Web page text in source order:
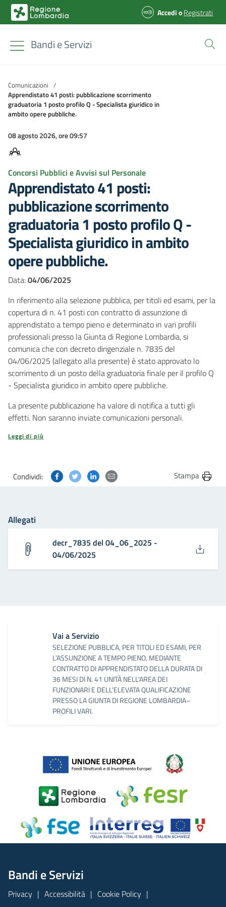
AccedioRegistrati
Bandi e Servizi
Comunicazioni /
Apprendistato 41 posti: pubblicazione scorrimento
graduatoria 1 posto profilo Q - Specialista giuridico in
ambito opere pubbliche.
08 agosto 2026, ore 09:57
Concorsi Pubblici e Avvisi sul Personale
Apprendistato 41 posti:
pubblicazione scorrimento
graduatoria 1 posto profilo Q -
Specialista giuridico in ambito
opere pubbliche.
Data:04/06/2025
In riferimento alla selezione pubblica, per titoli ed esami, per la
copertura di n. 41 posti con contratto di assunzione di
apprendistato a tempo pieno e determinato in vari profili
professionali presso la Giunta di Regione Lombardia, si
comunica che con decreto dirigenziale n. 7835 del
04/06/2025 (allegato alla presente) è stato approvato lo
scorrimento di un posto della graduatoria finale per il profilo Q
- Specialista giuridico in ambito opere pubbliche.
La presente pubblicazione ha valore di notifica a tutti gli
effetti. Non saranno inviate comunicazioni personali.
Leggi di più
Condividi: Condividi questa pagina su Facebook
Condividi questa pagina su Twitter
Condividi questa pagina su Linkedin
Condividi questa pagina via
Stampa
Allegati
decr_7835 del 04_06_2025 -
04/06/2025
Vai a Servizio
SELEZIONE PUBBLICA, PER TITOLI ED ESAMI, PER
L’ASSUNZIONE A TEMPO PIENO, MEDIANTE
CONTRATTO DI APPRENDISTATO DELLA DURATA DI
36 MESI DI N. 41 UNITÀ NELL’AREA DEI
FUNZIONARI E DELL’ELEVATA QUALIFICAZIONE
PRESSO LA GIUNTA DI REGIONE LOMBARDIA–
PROFILI VARI.
Bandi e Servizi
Privacy Accessibilità
Cookie Policy